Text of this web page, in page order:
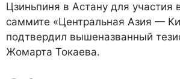
Цзиньпиня в Астану для участия
саммите «Центральная Азия —
подтвердил вышеназванный
Жомарта Токаева.